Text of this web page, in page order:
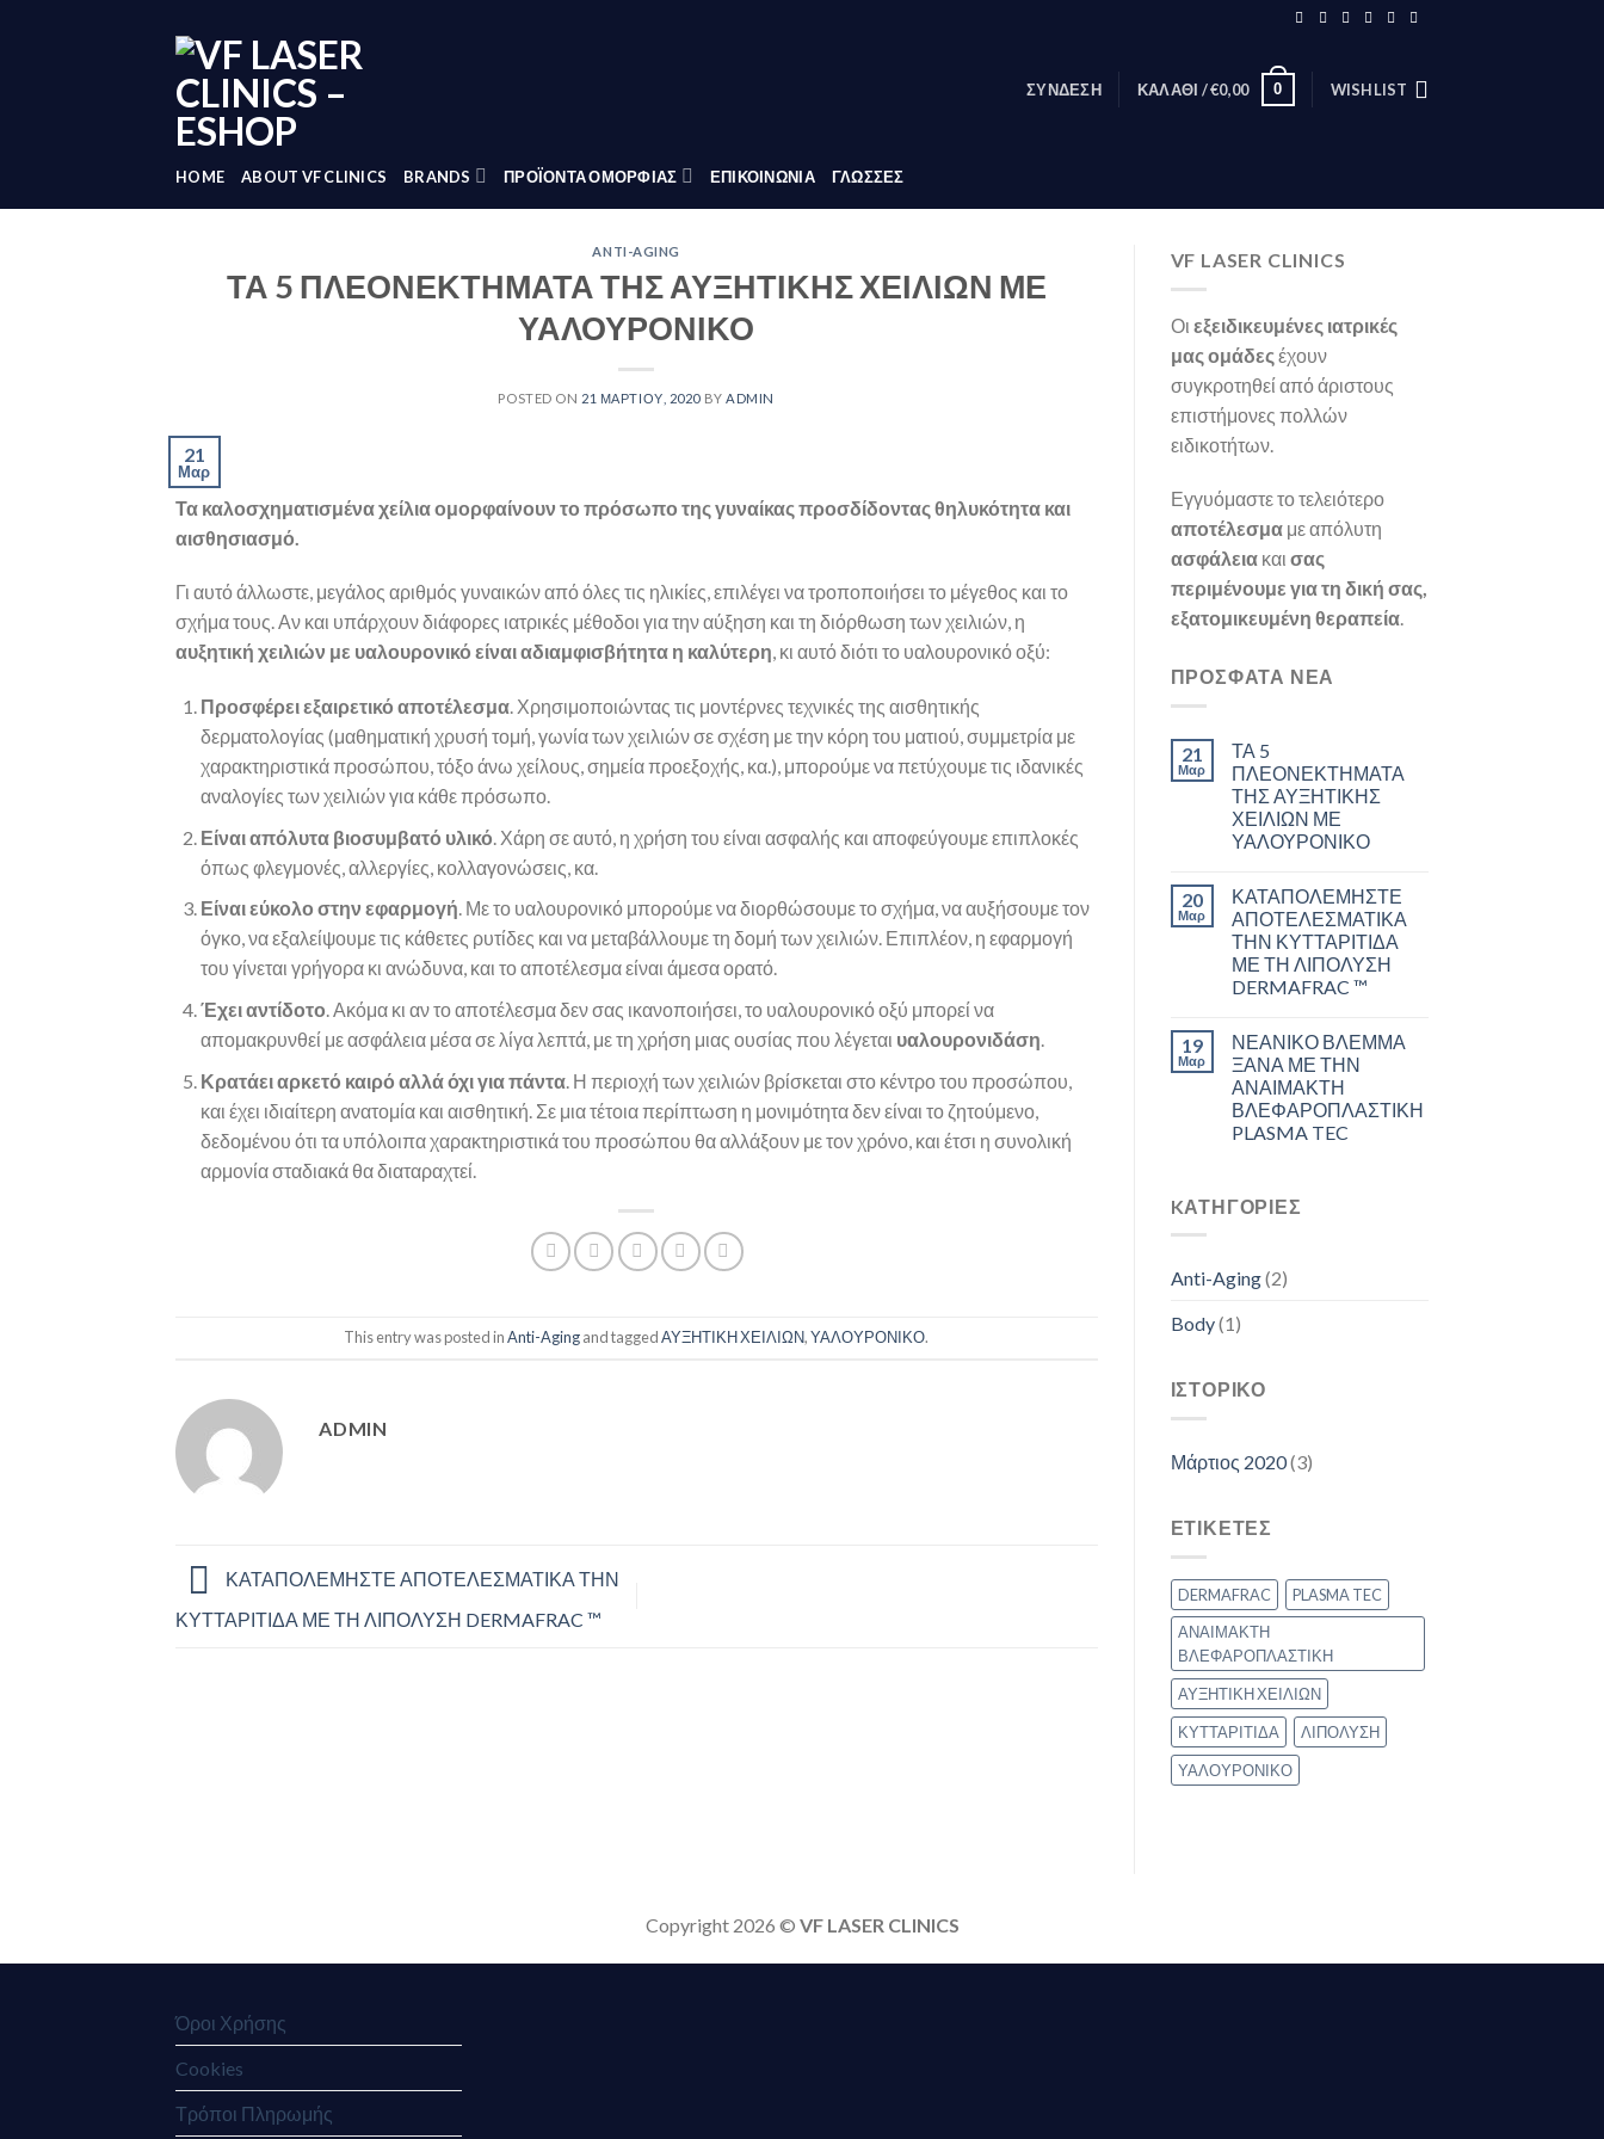
ΣΎΝΔΕΣΗ ΚΑΛΆΘΙ /€0,00 0 WISHLIST
HOME ABOUT VF CLINICS BRANDS ΠΡΟΪΟΝΤΑ ΟΜΟΡΦΙΑΣ ΕΠΙΚΟΙΝΩΝΙΑ ΓΛΏΣΣΕΣ
ANTI-AGING
ΤΑ 5 ΠΛΕΟΝΕΚΤΗΜΑΤΑ ΤΗΣ ΑΥΞΗΤΙΚΗΣ ΧΕΙΛΙΩΝ ΜΕ
ΥΑΛΟΥΡΟΝΙΚΟ
POSTED ON 21 ΜΑΡΤΊΟΥ, 2020 BY ADMIN
21
Μαρ
Τα καλοσχηματισμένα χείλια ομορφαίνουν το πρόσωπο της γυναίκας προσδίδοντας θηλυκότητα και
αισθησιασμό.
Γι αυτό άλλωστε, μεγάλος αριθμός γυναικών από όλες τις ηλικίες, επιλέγει να τροποποιήσει το μέγεθος και το
σχήμα τους. Αν και υπάρχουν διάφορες ιατρικές μέθοδοι για την αύξηση και τη διόρθωση των χειλιών, η
αυξητική χειλιών με υαλουρονικό είναι αδιαμφισβήτητα η καλύτερη, κι αυτό διότι το υαλουρονικό οξύ:
Προσφέρει εξαιρετικό αποτέλεσμα. Χρησιμοποιώντας τις μοντέρνες τεχνικές της αισθητικής
δερματολογίας (μαθηματική χρυσή τομή, γωνία των χειλιών σε σχέση με την κόρη του ματιού, συμμετρία με
χαρακτηριστικά προσώπου, τόξο άνω χείλους, σημεία προεξοχής, κα.), μπορούμε να πετύχουμε τις ιδανικές
αναλογίες των χειλιών για κάθε πρόσωπο.
Είναι απόλυτα βιοσυμβατό υλικό . Χάρη σε αυτό, η χρήση του είναι ασφαλής και αποφεύγουμε επιπλοκές
όπως φλεγμονές, αλλεργίες, κολλαγονώσεις, κα.
Είναι εύκολο στην εφαρμογή. Με το υαλουρονικό μπορούμε να διορθώσουμε το σχήμα, να αυξήσουμε τον
όγκο, να εξαλείψουμε τις κάθετες ρυτίδες και να μεταβάλλουμε τη δομή των χειλιών. Επιπλέον, η εφαρμογή
του γίνεται γρήγορα κι ανώδυνα, και το αποτέλεσμα είναι άμεσα ορατό.
Έχει αντίδοτο. Ακόμα κι αν το αποτέλεσμα δεν σας ικανοποιήσει, το υαλουρονικό οξύ μπορεί να
απομακρυνθεί με ασφάλεια μέσα σε λίγα λεπτά, με τη χρήση μιας ουσίας που λέγεται υαλουρονιδάση.
Κρατάει αρκετό καιρό αλλά όχι για πάντα. Η περιοχή των χειλιών βρίσκεται στο κέντρο του προσώπου,
και έχει ιδιαίτερη ανατομία και αισθητική. Σε μια τέτοια περίπτωση η μονιμότητα δεν είναι το ζητούμενο,
δεδομένου ότι τα υπόλοιπα χαρακτηριστικά του προσώπου θα αλλάξουν με τον χρόνο, και έτσι η συνολική
αρμονία σταδιακά θα διαταραχτεί.
This entry was posted inAnti-Agingand taggedΑΥΞΗΤΙΚΗ ΧΕΙΛΙΩΝ,ΥΑΛΟΥΡΟΝΙΚΟ.
ADMIN
ΚΑΤΑΠΟΛΕΜΗΣΤΕ ΑΠΟΤΕΛΕΣΜΑΤΙΚΑ ΤΗΝ
ΚΥΤΤΑΡΙΤΙΔΑ ΜΕ ΤΗ ΛΙΠΟΛΥΣΗ DERMAFRAC ™
VF LASER CLINICS
Οι εξειδικευμένες ιατρικές
μας ομάδες έχουν
συγκροτηθεί από άριστους
επιστήμονες πολλών
ειδικοτήτων.
Εγγυόμαστε το τελειότερο
αποτέλεσμα με απόλυτη
ασφάλειακαι σας
περιμένουμε για τη δική σας,
εξατομικευμένη θεραπεία.
ΠΡΌΣΦΑΤΑ ΝΈΑ
21
Μαρ
ΤΑ 5
ΠΛΕΟΝΕΚΤΗΜΑΤΑ
ΤΗΣ ΑΥΞΗΤΙΚΗΣ
ΧΕΙΛΙΩΝ ΜΕ
ΥΑΛΟΥΡΟΝΙΚΟ
20
Μαρ
ΚΑΤΑΠΟΛΕΜΗΣΤΕ
ΑΠΟΤΕΛΕΣΜΑΤΙΚΑ
ΤΗΝ ΚΥΤΤΑΡΙΤΙΔΑ
ΜΕ ΤΗ ΛΙΠΟΛΥΣΗ
DERMAFRAC ™
19
Μαρ
ΝΕΑΝΙΚΟ ΒΛΕΜΜΑ
ΞΑΝΑ ΜΕ ΤΗΝ
ΑΝΑΙΜΑΚΤΗ
ΒΛΕΦΑΡΟΠΛΑΣΤΙΚΗ
PLASMA TEC
KΑΤΗΓΟΡΊΕΣ
Anti-Aging(2)
Body(1)
ΙΣΤΟΡΙΚΌ
Μάρτιος 2020(3)
ΕΤΙΚΕΤΕΣ
DERMAFRAC
PLASMA TEC
ΑΝΑΙΜΑΚΤΗ
ΒΛΕΦΑΡΟΠΛΑΣΤΙΚΗ
ΑΥΞΗΤΙΚΗ ΧΕΙΛΙΩΝ
ΚΥΤΤΑΡΙΤΙΔΑ
ΛΙΠΟΛΥΣΗ
ΥΑΛΟΥΡΟΝΙΚΟ
Copyright 2026 © VF LASER CLINICS
Όροι Χρήσης
Cookies
Τρόποι Πληρωμής